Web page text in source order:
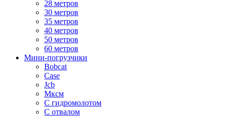
28 метров
30 метров
35 метров
40 метров
50 метров
60 метров
Мини-погрузчики
Bobcat
Case
Jcb
Мксм
С гидромолотом
С отвалом